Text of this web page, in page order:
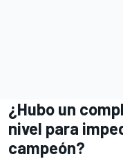
¿Hubo un
nivel para
campeón?